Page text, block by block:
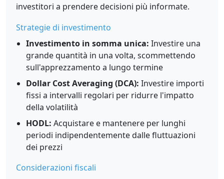
investitori a prendere decisioni più informate.
Strategie di investimento
Investimento in somma unica: Investire una
grande quantità in una volta, scommettendo
sull'apprezzamento a lungo termine
Dollar Cost Averaging (DCA): Investire importi
fissi a intervalli regolari per ridurre l'impatto
della volatilità
HODL: Acquistare e mantenere per lunghi
periodi indipendentemente dalle fluttuazioni
dei prezzi
Considerazioni fiscali